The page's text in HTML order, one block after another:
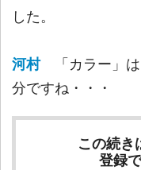
した。
河村
「カラー」
分ですね・・・
この続き
登録